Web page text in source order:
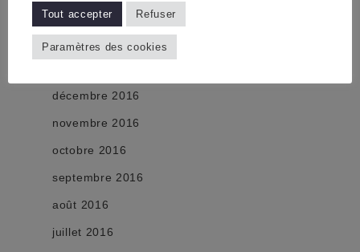
mars 2017
février 2017
décembre 2016
novembre 2016
octobre 2016
septembre 2016
août 2016
juillet 2016
Tout accepter Refuser
Paramètres des cookies